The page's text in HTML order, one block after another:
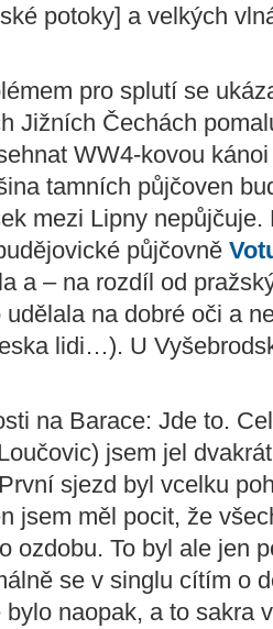
potoky] a velkých
pro splutí se
Jižních Čechách
WW4-kovou
tamních půjčoven
mezi Lipny
půjčovně
a – na rozdíl od
na dobré oči a
lidi…). U
na Barace: Jde to.
jsem jel
sjezd byl vcelku
jsem měl pocit, že
ozdobu. To byl ale jen
se v singlu cítím o
naopak, a to sakra